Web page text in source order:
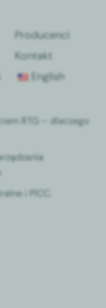
Producenci
Kontakt
English
RTG – dlaczego
i PICC.